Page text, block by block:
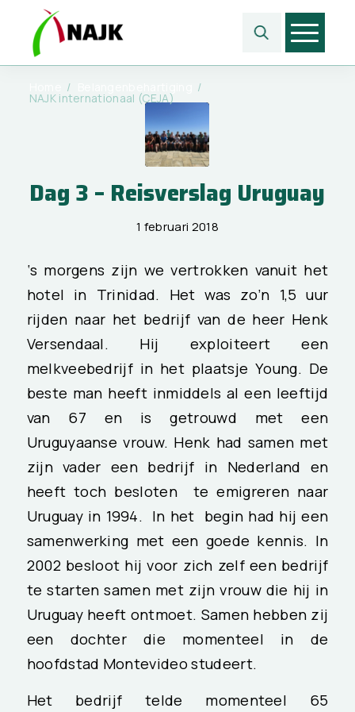
/ /
NAJK internationaal (CEJA)
Dag 3 – Reisverslag Uruguay
1 februari 2018
‘s morgens zijn we vertrokken vanuit het
hotel in Trinidad. Het was zo’n 1,5 uur
rijden naar het bedrijf van de heer Henk
Versendaal. Hij exploiteert een
melkveebedrijf in het plaatsje Young. De
beste man heeft inmiddels al een leeftijd
van 67 en is getrouwd met een
Uruguyaanse vrouw. Henk had samen met
zijn vader een bedrijf in Nederland en
heeft toch besloten te emigreren naar
Uruguay in 1994. In het begin had hij een
samenwerking met een goede kennis. In
2002 besloot hij voor zich zelf een bedrijf
te starten samen met zijn vrouw die hij in
Uruguay heeft ontmoet. Samen hebben zij
een dochter die momenteel in de
hoofdstad Montevideo studeert.
Het bedrijf telde momenteel 65